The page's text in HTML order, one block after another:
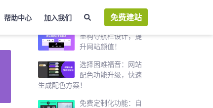
帮助中心 加入我们 免费建站
热门推荐
重构导航栏设计，提
升网站颜值！
选择困难福音：网站
配色功能升级，快速
生成配色方案！
免费定制化功能：自